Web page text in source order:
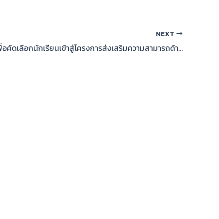
NEXT
การทดสอบเพื่อคัดเลือกนักเรียนเข้าสู่โครงการส่งเสริมความสามารถด้านคณิตศาสตร์เพื่อการแข่งขัน (สอวน.) ประจำปีการศึกษา 2569